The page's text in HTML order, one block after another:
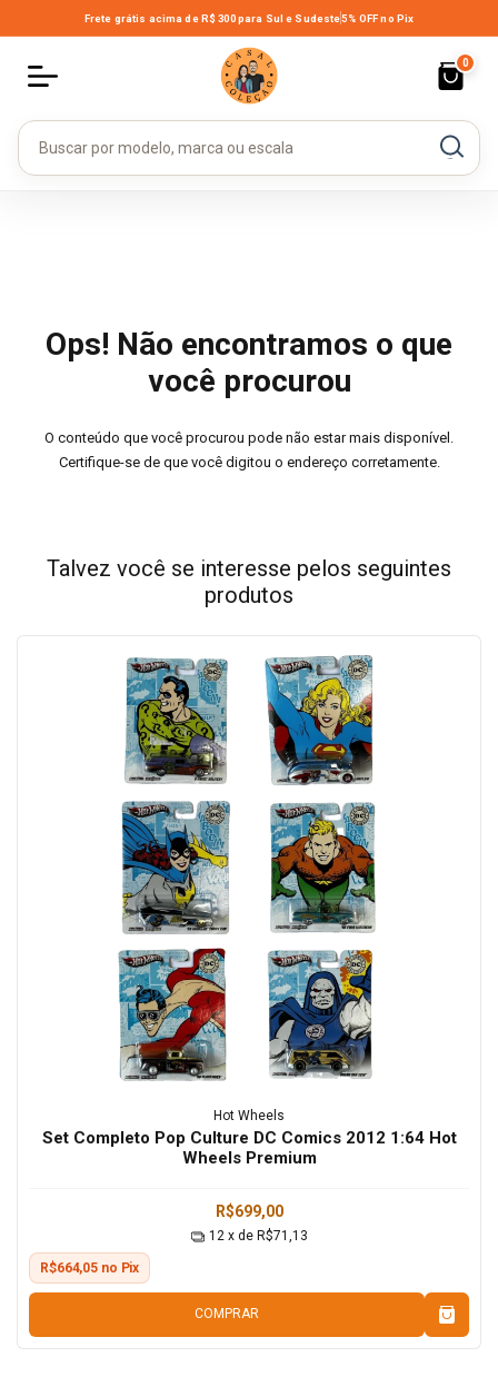
Frete grátis acima de R$ 300para Sul e Sudeste5% OFF no Pix
0
Ops! Não encontramos o que
você procurou
O conteúdo que você procurou pode não estar mais disponível.
Certifique-se de que você digitou o endereço corretamente.
Talvez você se interesse pelos seguintes
produtos
Hot Wheels
Set Completo Pop Culture DC Comics 2012 1:64 Hot
Wheels Premium
R$699,00
12 x de R$71,13
R$664,05 no Pix
COMPRAR